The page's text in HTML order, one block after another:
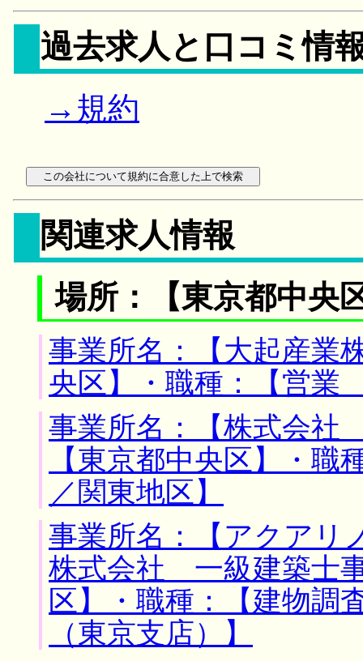
過去求人と口コミ情
→規約
関連求人情報
場所：【東京都中央
事業所名：【大起産業
央区】・職種：【営
事業所名：【株式会
【東京都中央区】・
／関東地区】
事業所名：【アクア
株式会社 一級建築士
区】・職種：【建物調
（東京支店）】